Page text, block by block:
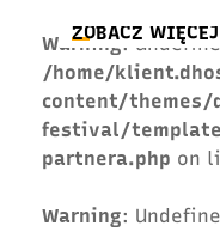
ZOBACZ
Warning:
/home/
content/
festival/
partnera.php on
Warning: